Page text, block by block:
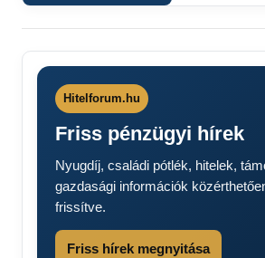
Hitelforum.hu
Friss pénzügyi hírek
Nyugdíj, családi pótlék, hitelek,
gazdasági információk
frissítve.
Friss hírek megnyitása